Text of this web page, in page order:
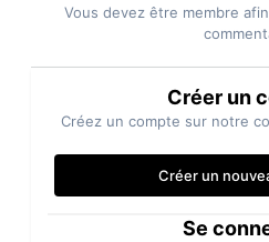
Vous devez être membre
Créer un
Créez un compte sur notre
Créer un
Se